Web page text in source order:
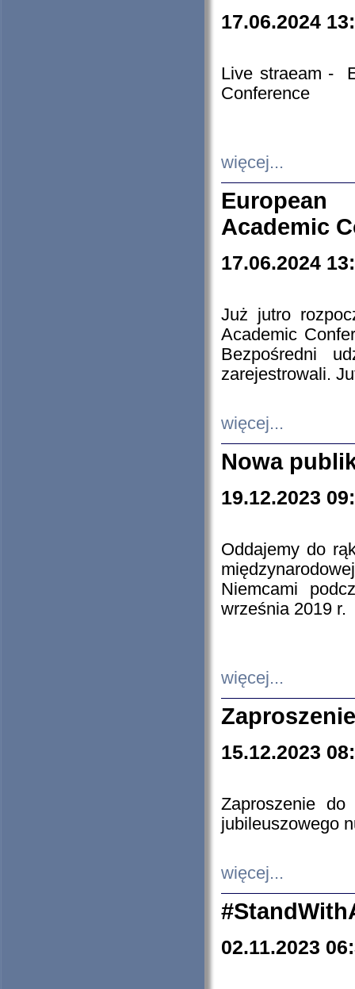
17.06.2024
Live straeam -
Conference
więcej...
European
Academic
17.06.2024
Już jutro
Academic
Bezpośredni
zarejestrowali.
więcej...
Nowa
19.12.2023
Oddajemy do
Niemcami
września 2019 r.
więcej...
15.12.2023
Zaproszenie do
jubileuszowego
więcej...
02.11.2023